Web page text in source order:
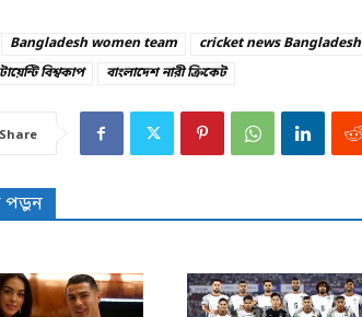
Bangladesh women team cricket news Bangladesh
বিশ্বকাপ
বাংলাদেশ নারী ক্রিকেট
Share